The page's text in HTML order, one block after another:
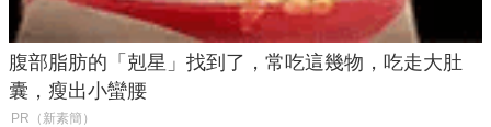
腹部脂肪的「剋星」找到了，常吃這幾物，吃走大肚
囊，瘦出小蠻腰
PR（新素簡）